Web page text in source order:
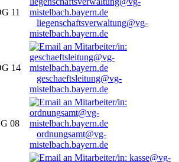
11
liegenschaftsverwaltung@vg-
mistelbach.bayern.de
14
geschaeftsleitung@vg-
mistelbach.bayern.de
08
ordnungsamt@vg-
mistelbach.bayern.de